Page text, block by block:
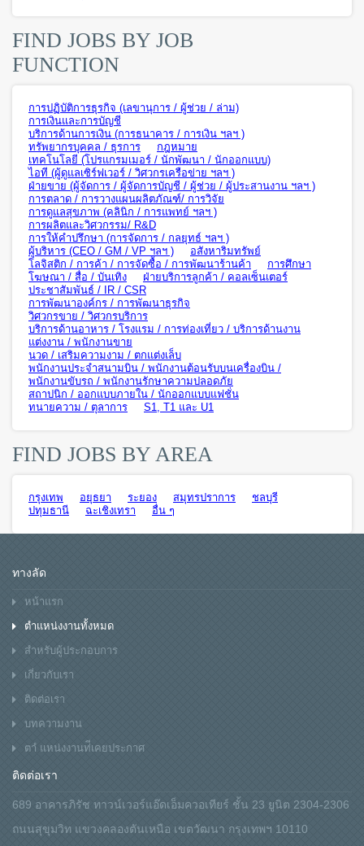
FIND JOBS BY JOB
FUNCTION
การปฏิบัติการธุรกิจ (เลขานุการ / ผู้ช่วย / ล่าม)
การเงินและการบัญชี
บริการด้านการเงิน (การธนาคาร / การเงิน ฯลฯ )
ทรัพยากรบุคคล / ธุรการ
กฎหมาย
เทคโนโลยี (โปรแกรมเมอร์ / นักพัฒนา / นักออกแบบ)
ไอที (ผู้ดูแลเซิร์ฟเวอร์ / วิศวกรเครือข่าย ฯลฯ )
ฝ่ายขาย (ผู้จัดการ / ผู้จัดการบัญชี / ผู้ช่วย / ผู้ประสานงาน ฯลฯ )
การตลาด / การวางแผนผลิตภัณฑ์/ การวิจัย
การดูแลสุขภาพ (คลินิก / การแพทย์ ฯลฯ )
การผลิตและวิศวกรรม/ R&D
การให้คำปรึกษา (การจัดการ / กลยุทธ์ ฯลฯ )
ผู้บริหาร (CEO / GM / VP ฯลฯ )
อสังหาริมทรัพย์
โลจิสติก / การค้า / การจัดซื้อ / การพัฒนาร้านค้า
การศึกษา
โฆษณา / สื่อ / บันเทิง
ฝ่ายบริการลูกค้า / คอลเซ็นเตอร์
ประชาสัมพันธ์ / IR / CSR
การพัฒนาองค์กร / การพัฒนาธุรกิจ
วิศวกรขาย / วิศวกรบริการ
บริการด้านอาหาร / โรงแรม / การท่องเที่ยว / บริการด้านงาน
แต่งงาน / พนักงานขาย
นวด / เสริมความงาม / ตกแต่งเล็บ
พนักงานประจำสนามบิน / พนักงานต้อนรับบนเครื่องบิน /
พนักงานขับรถ / พนักงานรักษาความปลอดภัย
สถาปนิก / ออกแบบภายใน / นักออกแบบแฟชั่น
ทนายความ / ตุลาการ
S1, T1 และ U1
FIND JOBS BY AREA
กรุงเทพ อยุธยา ระยอง สมุทรปราการ
ชลบุรี
ปทุมธานี
ฉะเชิงเทรา อื่น ๆ
ทางลัด
หน้าแรก
ตำแหน่งงานทั้งหมด
สำหรับผู้ประกอบการ
เกี่ยวกับเรา
ติดต่อเรา
บทความงาน
ตาํ แหน่งงานท่ีเคยประกาศ
ติดต่อเรา
689 อาคารภิรัช ทาวน์เวอร์แอ๊ดเอ็มควอเทียร์ ชั้น 23 ยูนิต 2304-2306
ถนนสุขุมวิท แขวงคลองตันเหนือ เขตวัฒนา กรุงเทพฯ 10110